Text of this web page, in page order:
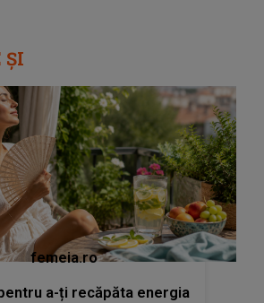
ȘI
femeia.ro
a-ți recăpăta energia